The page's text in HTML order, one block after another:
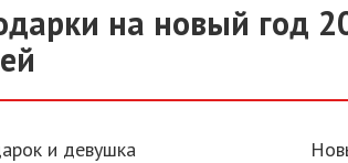
на новый год